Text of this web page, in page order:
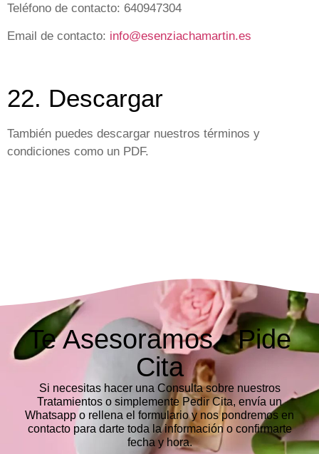
Teléfono de contacto: 640947304
Email de contacto: info@esenziachamartin.es
22. Descargar
También puedes descargar nuestros términos y
condiciones como un PDF.
Te Asesoramos · Pide
Cita
Si necesitas hacer una Consulta sobre nuestros
Tratamientos o simplemente Pedir Cita, envía un
Whatsapp o rellena el formularioy nos pondremos en
contacto para darte toda la información o confirmarte
fecha y hora.